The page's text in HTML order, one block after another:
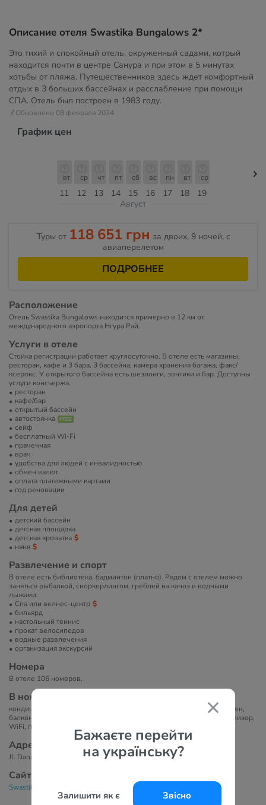
Бажаєте перейти
на українську?
Залишити як є Звісно
Описание отеля Swastika Bungalows 2*
Это тихий и спокойный отель, окруженный садами, котрый
находится почти в центре Санура и при этом в 5 минутах
хотьбы от пляжа. Путешественников здесь ждет комфортный
отдых в 3 больших бассейнах и расслабление при помощи
СПА. Отель был построен в 1983 году.
// Обновлено 08 февраля 2024
График цен
11
вт
12
ср
13
чт
14
пт
15
сб
16
вс
17
пн
18
вт
19
ср
Август
Туры от 118 651 грн за двоих, 9 ночей, c
авиаперелетом
ПОДРОБНЕЕ
Расположение
Отель Swastika Bungalows находится примерно в 12 км от
международного аэропорта Нгура Рай.
Услуги в отеле
Стойка регистрации работает круглосуточно. В отеле есть магазины,
ресторан, кафе и 3 бара, 3 бассейна, камера хранения багажа, факс/
ксерокс. У открытого бассейна есть шезлонги, зонтики и бар. Доступны
услуги консьержа.
ресторан
кафе/бар
открытый бассейн
автостоянка
сейф
бесплатный Wi-Fi
прачечная
врач
удобства для людей с инвалидностью
обмен валют
оплата платежными картами
год реновации
Для детей
детский бассейн
детская площадка
детская кроватка
няня
Развлечение и спорт
В отеле есть библиотека, бадминтон (платно). Рядом с отелем можно
заняться рыбалкой, сноркерлингом, греблей на каноэ и водными
лыжами.
Спа или велнес-центр
бильярд
настольный теннис
прокат велосипедов
водные развлечения
организация экскурсий
Номера
В отеле 106 номеров.
В номерах
кондиционер, вентилятор, собственная ванная комната с душем, фен,
балкон, мини-холодильник, кофеварка или чайник, телефон, телевизор,
WiFi, письменный стол, бесплатная бутилированная вода
Адрес
Jl. Danau Tamblingan 128, Sanur, Denpasar 80228 Bali - Indonesia
Сайт
Swastika Bungalows 2*